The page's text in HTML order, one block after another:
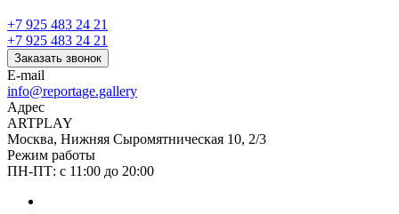
+7 925 483 24 21
+7 925 483 24 21
Заказать звонок
E-mail
info@reportage.gallery
Адрес
ARTPLAY
Москва, Нижняя Сыромятническая 10, 2/3
Режим работы
ПН-ПТ: с 11:00 до 20:00